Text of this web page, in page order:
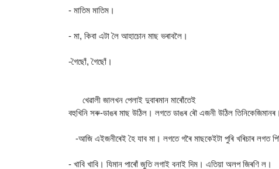
- মাতিম মাতিম।
- মা, কিবা এটা লৈ আহাচোন মাছ ভৰাবলৈ।
-গৈছোঁ, গৈছোঁ।
খেৱালী জালখন পেলাই দুবাৰমান মাৰোঁতেই
বহুখিনি সৰু-ডাঙৰ মাছ উঠিল। লগতে ডাঙৰ ৰৌ এজনী উঠিল তিনিকেজিমানৰ।
-আজি এইজনীৰেই হৈ যাব মা। লগতে গৰৈ মাছকেইটা পুৰি খৰিচাৰ লগত
- খাবি খাবি। যিমান পাৰোঁ জুতি লগাই বনাই দিম। এতিয়া অলপ জিৰণি ল।